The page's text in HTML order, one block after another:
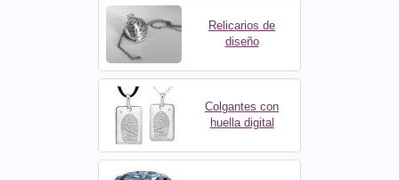
Relicarios de
diseño
Colgantes con
huella digital